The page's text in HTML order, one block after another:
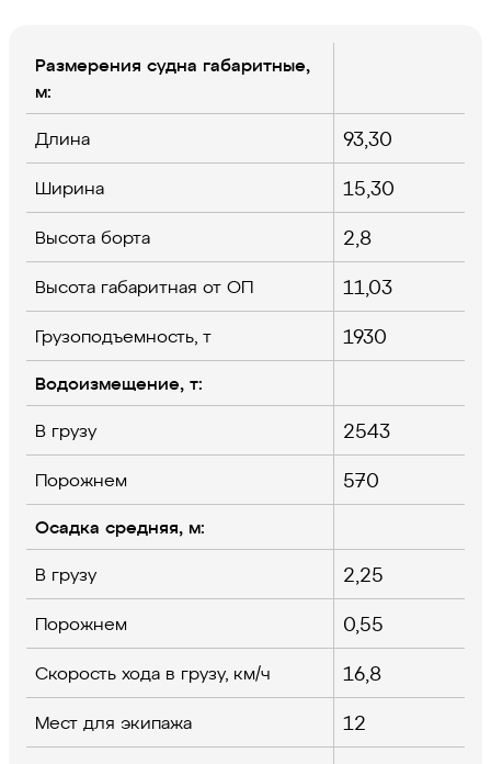
Размерения судна габаритные,
м:
Длина
93,30
Ширина 15,30
Высота борта 2,8
Высота габаритная от ОП 11,03
Грузоподъемность, т 1930
Водоизмещение, т:
В грузу
2543
Порожнем 570
Осадка средняя, м:
В грузу
2,25
Порожнем 0,55
Скорость хода в грузу, км/ч 16,8
Мест для экипажа 12